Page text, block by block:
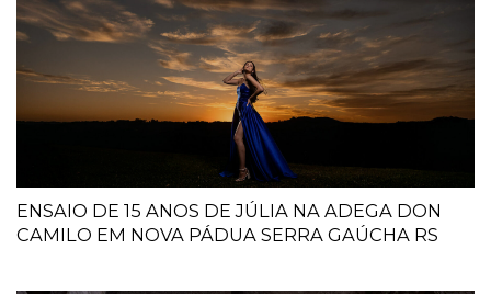
ENSAIO DE 15 ANOS DE JÚLIA NA ADEGA DON
CAMILO EM NOVA PÁDUA SERRA GAÚCHA RS